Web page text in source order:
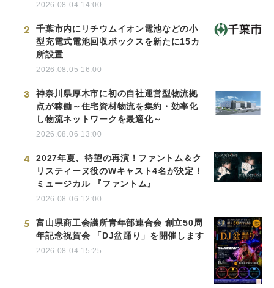
2026.08.04 14:00
2
千葉市内にリチウムイオン電池などの小
型充電式電池回収ボックスを新たに15カ
所設置
2026.08.05 16:00
3
神奈川県厚木市に初の自社運営型物流拠
点が稼働～住宅資材物流を集約・効率化
し物流ネットワークを最適化～
2026.08.06 13:00
4
2027年夏、待望の再演！ファントム＆ク
リスティーヌ役のWキャスト4名が決定！
ミュージカル 『ファントム』
2026.08.06 12:00
5
富山県商工会議所青年部連合会 創立50周
年記念祝賀会 「DJ盆踊り」を開催します
2026.08.04 15:25